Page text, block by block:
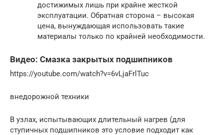
достижимых лишь при крайне жесткой
эксплуатации. Обратная сторона – высокая
цена, вынуждающая использовать такие
материалы только по крайней необходимости.
Видео: Смазка закрытых подшипников
https://youtube.com/watch?v=6vLjaFrlTuc
внедорожной техники
В узлах, испытывающих длительный нагрев (для
ступичных подшипников это условие подходит как